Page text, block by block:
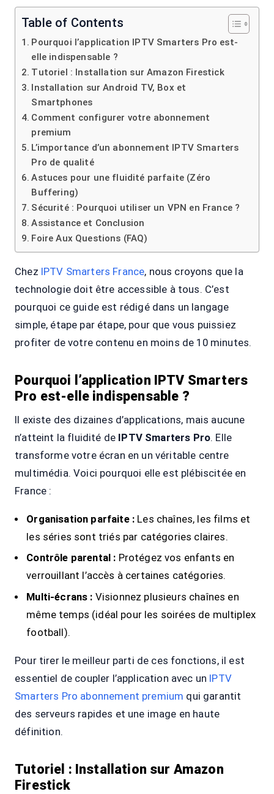
Table of Contents
Pourquoi l’application IPTV Smarters Pro est-
elle indispensable ?
Tutoriel : Installation sur Amazon Firestick
Installation sur Android TV, Box et
Smartphones
Comment configurer votre abonnement
premium
L’importance d’un abonnement IPTV Smarters
Pro de qualité
Astuces pour une fluidité parfaite (Zéro
Buffering)
Sécurité : Pourquoi utiliser un VPN en France ?
Assistance et Conclusion
Foire Aux Questions (FAQ)
Chez IPTV Smarters France, nous croyons que la
technologie doit être accessible à tous. C’est
pourquoi ce guide est rédigé dans un langage
simple, étape par étape, pour que vous puissiez
profiter de votre contenu en moins de 10 minutes.
Pourquoi l’application IPTV Smarters
Pro est-elle indispensable ?
Il existe des dizaines d’applications, mais aucune
n’atteint la fluidité de IPTV Smarters Pro. Elle
transforme votre écran en un véritable centre
multimédia. Voici pourquoi elle est plébiscitée en
France :
Organisation parfaite : Les chaînes, les films et
les séries sont triés par catégories claires.
Contrôle parental : Protégez vos enfants en
verrouillant l’accès à certaines catégories.
Multi-écrans : Visionnez plusieurs chaînes en
même temps (idéal pour les soirées de multiplex
football).
Pour tirer le meilleur parti de ces fonctions, il est
essentiel de coupler l’application avec un IPTV
Smarters Pro abonnement premium qui garantit
des serveurs rapides et une image en haute
définition.
Tutoriel : Installation sur Amazon
Firestick